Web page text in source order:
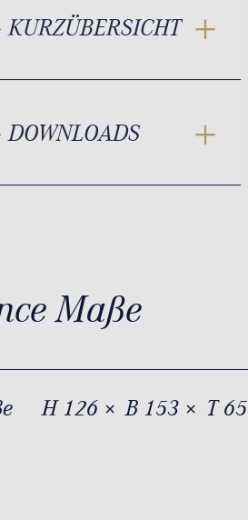
Maße
H 126 × B 153 × T 65